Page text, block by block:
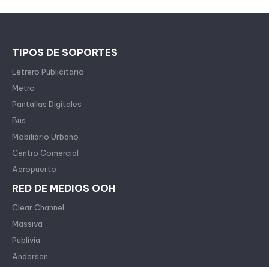
TIPOS DE SOPORTES
Letrero Publicitario
Metro
Pantallas Digitales
Bus
Mobiliario Urbano
Centro Comercial
Aeropuerto
RED DE MEDIOS OOH
Clear Channel
Massiva
Publivia
Andersen